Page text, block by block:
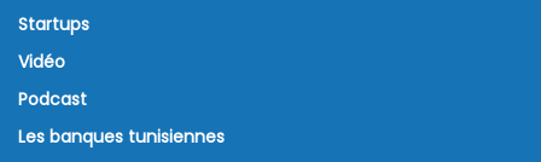
Startups
Vidéo
Podcast
Les banques tunisiennes